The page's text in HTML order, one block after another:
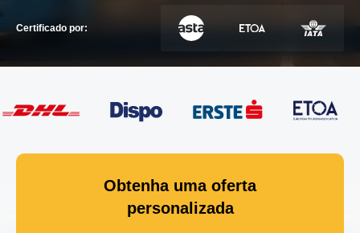
Certificado por:
Obtenha uma oferta
personalizada